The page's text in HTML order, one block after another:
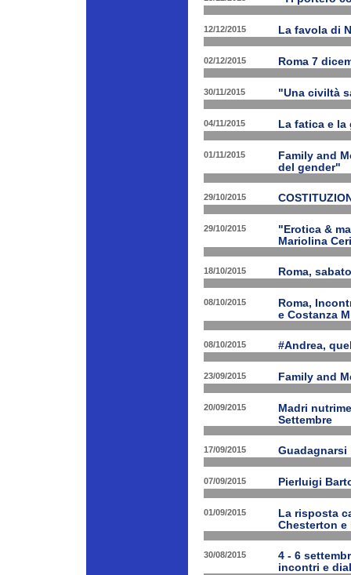
12/12/2015 La favola di
02/12/2015 Roma 7
30/11/2015 "Una civiltà
04/11/2015 La fatica e
01/11/2015
Family and
del gender"
29/10/2015
29/10/2015
"Erotica &
Mariolina
18/10/2015 Roma,
08/10/2015
Roma,
e Costanza
08/10/2015 #Andrea,
23/09/2015 Family and
20/09/2015
Madri
Settembre
17/09/2015
07/09/2015 Pierluigi
01/09/2015
La risposta
Chesterton e
30/08/2015
4 - 6
incontri e